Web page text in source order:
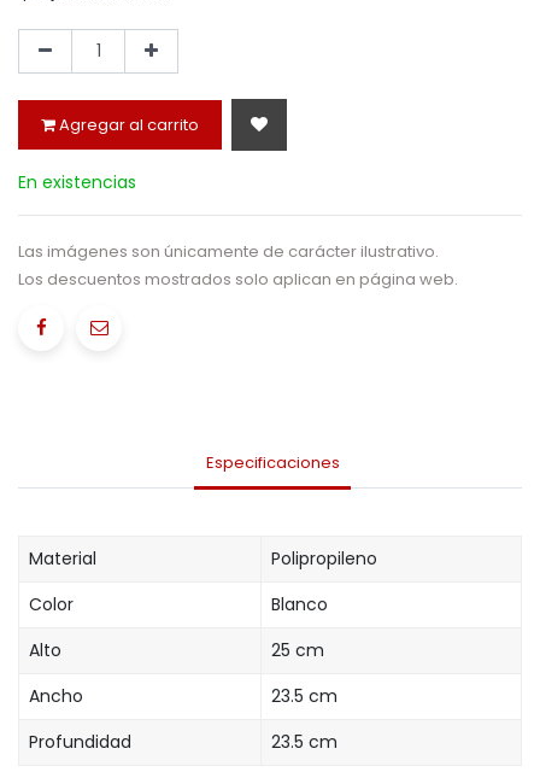
Agregar al carrito
En existencias
Las imágenes son únicamente de carácter ilustrativo.
Los descuentos mostrados solo aplican en página web.
Especificaciones
Material
Polipropileno
Color
Blanco
Alto
25 cm
Ancho
23.5 cm
Profundidad
23.5 cm